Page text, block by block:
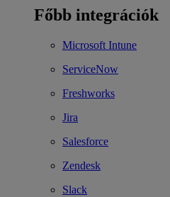
Főbb integrációk
Microsoft Intune
ServiceNow
Freshworks
Jira
Salesforce
Zendesk
Slack